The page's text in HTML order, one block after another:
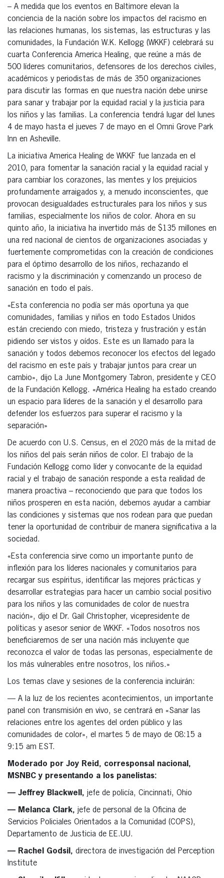
– A medida que los eventos en Baltimore elevan la
conciencia de la nación sobre los impactos del racismo en
las relaciones humanas, los sistemas, las estructuras y las
comunidades, la Fundación W.K. Kellogg (WKKF) celebrará su
cuarta Conferencia America Healing, que reúne a más de
500 líderes comunitarios, defensores de los derechos civiles,
académicos y periodistas de más de 350 organizaciones
para discutir las formas en que nuestra nación debe unirse
para sanar y trabajar por la equidad racial y la justicia para
los niños y las familias. La conferencia tendrá lugar del lunes
4 de mayo hasta el jueves 7 de mayo en el Omni Grove Park
Inn en Asheville.
La iniciativa America Healing de WKKF fue lanzada en el
2010, para fomentar la sanación racial y la equidad racial y
para cambiar los corazones, las mentes y los prejuicios
profundamente arraigados y, a menudo inconscientes, que
provocan desigualdades estructurales para los niños y sus
familias, especialmente los niños de color. Ahora en su
quinto año, la iniciativa ha invertido más de $135 millones en
una red nacional de cientos de organizaciones asociadas y
fuertemente comprometidas con la creación de condiciones
para el óptimo desarrollo de los niños, rechazando el
racismo y la discriminación y comenzando un proceso de
sanación en todo el país.
«Esta conferencia no podía ser más oportuna ya que
comunidades, familias y niños en todo Estados Unidos
están creciendo con miedo, tristeza y frustración y están
pidiendo ser vistos y oídos. Este es un llamado para la
sanación y todos debemos reconocer los efectos del legado
del racismo en este país y trabajar juntos para crear un
cambio», dijo La June Montgomery Tabron, presidente y CEO
de la Fundación Kellogg. «América Healing ha estado creando
un espacio para líderes de la sanación y el desarrollo para
defender los esfuerzos para superar el racismo y la
separación»
De acuerdo con U.S. Census, en el 2020 más de la mitad de
los niños del país serán niños de color. El trabajo de la
Fundación Kellogg como líder y convocante de la equidad
racial y el trabajo de sanación responde a esta realidad de
manera proactiva – reconociendo que para que todos los
niños prosperen en esta nación, debemos ayudar a cambiar
las condiciones y sistemas que nos rodean para que puedan
tener la oportunidad de contribuir de manera significativa a la
sociedad.
«Esta conferencia sirve como un importante punto de
inflexión para los líderes nacionales y comunitarios para
recargar sus espíritus, identificar las mejores prácticas y
desarrollar estrategias para hacer un cambio social positivo
para los niños y las comunidades de color de nuestra
nación», dijo el Dr. Gail Christopher, vicepresidente de
políticas y asesor senior de WKKF. «Todos nosotros nos
beneficiaremos de ser una nación más incluyente que
reconozca el valor de todas las personas, especialmente de
los más vulnerables entre nosotros, los niños.»
Los temas clave y sesiones de la conferencia incluirán:
— A la luz de los recientes acontecimientos, un importante
panel con transmisión en vivo, se centrará en «Sanar las
relaciones entre los agentes del orden público y las
comunidades de color», el martes 5 de mayo de 08:15 a
9:15 am EST.
Moderado por Joy Reid, corresponsal nacional,
MSNBC y presentando a los panelistas:
— Jeffrey Blackwell, jefe de policía, Cincinnati, Ohio
— Melanca Clark, jefe de personal de la Oficina de
Servicios Policiales Orientados a la Comunidad (COPS),
Departamento de Justicia de EE.UU.
— Rachel Godsil, directora de investigación del Perception
Institute